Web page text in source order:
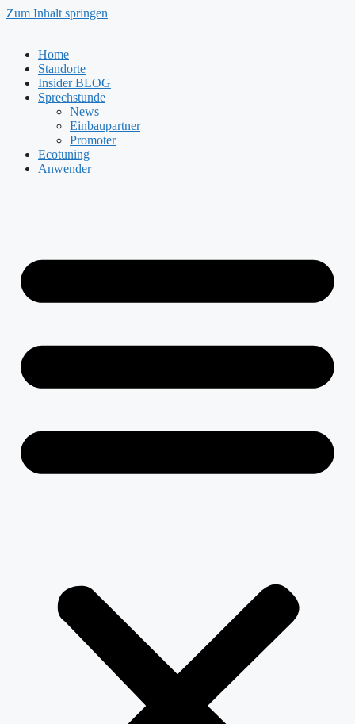
Zum Inhalt springen
Home
Standorte
Insider BLOG
Sprechstunde
News
Einbaupartner
Promoter
Ecotuning
Anwender